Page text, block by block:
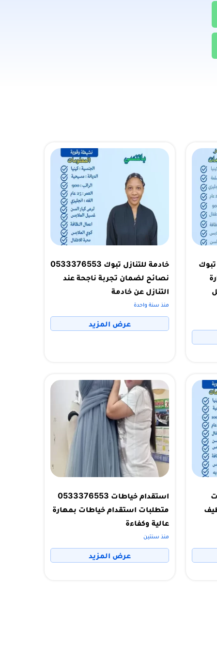
خادمة للتنازل تبوك 0533376553
نصائح لضمان تجربة ناجحة عند
التنازل عن خادمة
منذ سنة واحدة
عرض المزيد
استقدام خياطات 0533376553
متطلبات استقدام خياطات بمهارة
عالية وكفاءة
منذ سنتين
عرض المزيد